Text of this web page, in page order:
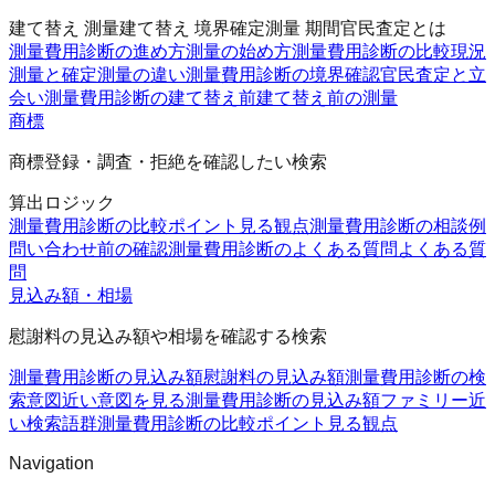
建て替え 測量建て替え 境界確定測量 期間官民査定とは
測量費用診断の進め方測量の始め方測量費用診断の比較現況
測量と確定測量の違い測量費用診断の境界確認官民査定と立
会い測量費用診断の建て替え前建て替え前の測量
商標
商標登録・調査・拒絶を確認したい検索
算出ロジック
測量費用診断の比較ポイント 見る観点測量費用診断の相談例
問い合わせ前の確認測量費用診断のよくある質問 よくある質
問
見込み額・相場
慰謝料の見込み額や相場を確認する検索
測量費用診断の見込み額慰謝料の見込み額測量費用診断の検
索意図近い意図を見る測量費用診断の見込み額ファミリー近
い検索語群測量費用診断の比較ポイント 見る観点
Navigation